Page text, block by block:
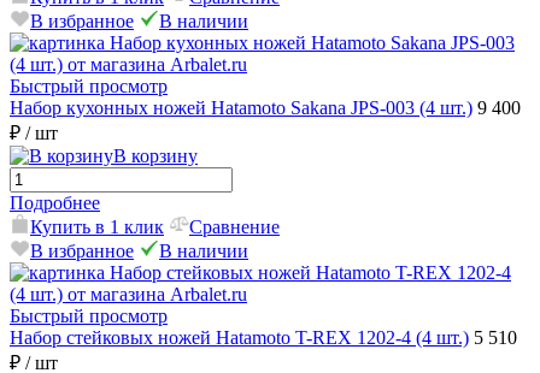
В избранное
В наличии
Быстрый просмотр
Набор кухонных ножей Hatamoto Sakana JPS-003 (4 шт.) 9 400
₽ / шт
В корзину
Подробнее
Купить в 1 клик
Сравнение
В избранное
В наличии
Быстрый просмотр
Набор стейковых ножей Hatamoto T-REX 1202-4 (4 шт.) 5 510
₽ / шт